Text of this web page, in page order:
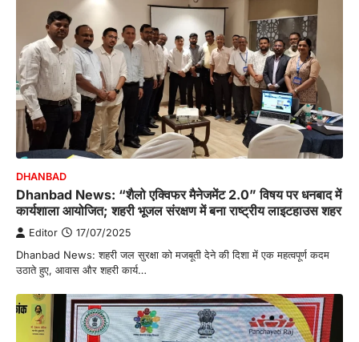
DHANBAD
Dhanbad News: “शैलो एक्विफर मैनेजमेंट 2.0” विषय पर धनबाद में
कार्यशाला आयोजित; शहरी भूजल संरक्षण में बना राष्ट्रीय लाइटहाउस शहर
Editor 17/07/2025
Dhanbad News: शहरी जल सुरक्षा को मजबूती देने की दिशा में एक महत्वपूर्ण कदम
उठाते हुए, आवास और शहरी कार्य…